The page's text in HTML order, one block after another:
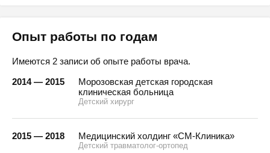
Опыт работы по годам
Имеются 2 записи об опыте работы врача.
2014 — 2015
Морозовская детская городская
клиническая больница
Детский хирург
2015 — 2018 Медицинский холдинг «СМ-Клиника»
Детский травматолог-ортопед